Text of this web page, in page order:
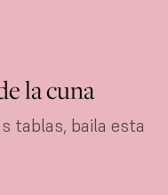
la cuna
tablas, baila esta